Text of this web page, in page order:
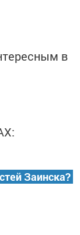
в
Заинска?